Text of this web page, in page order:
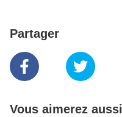
Partager
Vous aimerez aussi